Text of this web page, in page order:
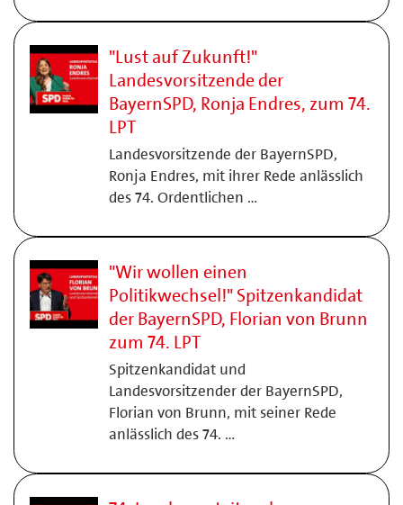
"Lust auf Zukunft!"
Landesvorsitzende der
BayernSPD, Ronja Endres, zum 74.
LPT
Landesvorsitzende der BayernSPD,
Ronja Endres, mit ihrer Rede anlässlich
des 74. Ordentlichen …
"Wir wollen einen
Politikwechsel!" Spitzenkandidat
der BayernSPD, Florian von Brunn
zum 74. LPT
Spitzenkandidat und
Landesvorsitzender der BayernSPD,
Florian von Brunn, mit seiner Rede
anlässlich des 74. …